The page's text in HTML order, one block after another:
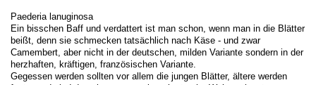
Paederia lanuginosa
Ein bisschen Baff und verdattert ist man schon, wenn man in die Blätter
beißt, denn sie schmecken tatsächlich nach Käse - und zwar
Camembert, aber nicht in der deutschen, milden Variante sondern in der
herzhaften, kräftigen, französischen Variante.
Gegessen werden sollten vor allem die jungen Blätter, ältere werden